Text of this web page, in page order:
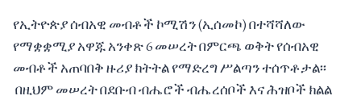
የኢትዮጵያ ሰብአዊ መብቶች ኮሚሽን (ኢሰመኮ) በተሻሻለው
የማቋቋሚያ አዋጁ አንቀጽ 6 መሠረት በምርጫ ወቅት የሰብአዊ
መብቶች አጠባበቅ ዙሪያ ክትትል የማድረግ ሥልጣን ተሰጥቶታል፡፡
በዚህም መሠረት በደቡብ ብሔሮች ብሔረሰቦች እና ሕዝቦች ክልል